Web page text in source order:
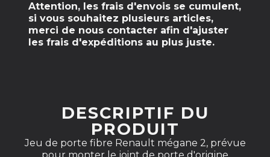
Attention, les frais d'envois se cumulent,
si vous souhaitez plusieurs articles,
merci de nous contacter afin d'ajuster
les frais d'expéditions au plus juste.
DESCRIPTIF DU
PRODUIT
Jeu de porte fibre Renault mégane 2, prévue